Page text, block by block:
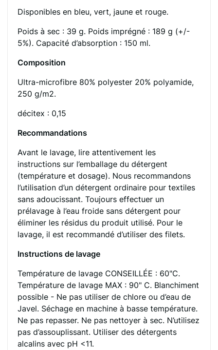
Disponibles en bleu, vert, jaune et rouge.
Poids à sec : 39 g. Poids imprégné : 189 g (+/-
5%). Capacité d’absorption : 150 ml.
Composition
Ultra-microfibre 80% polyester 20% polyamide,
250 g/m2.
décitex : 0,15
Recommandations
Avant le lavage, lire attentivement les
instructions sur l’emballage du détergent
(température et dosage). Nous recommandons
l’utilisation d’un détergent ordinaire pour textiles
sans adoucissant. Toujours effectuer un
prélavage à l’eau froide sans détergent pour
éliminer les résidus du produit utilisé. Pour le
lavage, il est recommandé d’utiliser des filets.
Instructions de lavage
Température de lavage CONSEILLÉE : 60"C.
Température de lavage MAX : 90" C. Blanchiment
possible - Ne pas utiliser de chlore ou d’eau de
Javel. Séchage en machine à basse température.
Ne pas repasser. Ne pas nettoyer à sec. N’utilisez
pas d’assouplissant. Utiliser des détergents
alcalins avec pH <11.